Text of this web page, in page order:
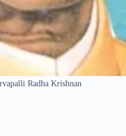
Radha Krishnan